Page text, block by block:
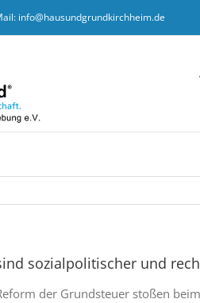
info@hausundgrundkirchheim.de
sozialpolitischer und
der Grundsteuer stoßen